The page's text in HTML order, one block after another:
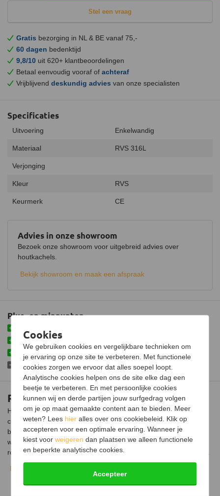
Stel een vraag
Gratis bezorging in NL & BE vanaf 75,-
60 dagen bedenktijd
9,8/10 uit 620+ klantbeoordelingen
Betaal eenvoudig vooraf of achteraf
Vrijblijvend deskundig advies van onze specialisten
RVS verloopstuk Ø109mm naar Ø125mm
Het RVS verloopstuk is ontworpen om een naadloze overgang te
creëren tussen een kachel met een kleinere uitgang en een
bestaand rookkanaal met een grotere diameter. Dit is nodig
wanneer je een kachel wilt aansluiten op een bestaand
rookkanaal dat een grotere diameter heeft dan de kacheluitgang.
Het is van belang om te weten dat het gebruik van een
verloopstuk om de diameter van de kachelpijp te verkleinen (van
Bekijk volledige beschrijving
Plus- en minpunten
Makkelijke oplossing voor bestaand kanaal
Vervaardigd uit hoogwaardig materiaal
Mag niet andersom gebruikt worden
Advies in onze showroom
Bezoek onze showroom voor uitgebreid advies over
houtkachels.
Bekijk showroom en maak een afspraak
Specificaties
Uitvoering Enkelwandig
Materiaal RVS 316L
Verjonging
Kleur RVS
Keurmerk CE
Cookies
We gebruiken cookies en vergelijkbare technieken om
je ervaring op onze site te verbeteren. Met functionele
cookies zorgen we ervoor dat alles soepel loopt.
Analytische cookies helpen ons de site elke dag een
beetje te verbeteren. En met persoonlijke cookies
kunnen wij en derde partijen jouw surfgedrag volgen
om je op maat gemaakte content aan te bieden. Meer
weten? Lees hier alles over ons cookiebeleid. Klik op
accepteren voor een optimale ervaring. Wanneer je
kiest voorweigeren dan plaatsen we alleen functionele
en beperkte analytische cookies.
Accepteer